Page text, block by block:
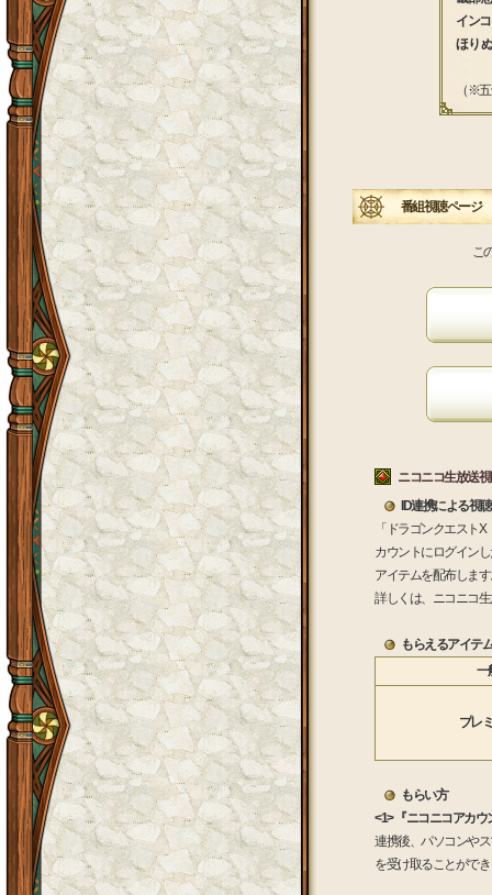
イン
ほり
（※
番組視聴ページ
こ
ニコニコ生放送
ID連携による視
「ドラゴンクエスト
カウントにログイン
アイテムを配布しま
詳しくは、ニコニコ
もらえるアイテム
一
プレ
もらい方
<1> 『ニコニコアカ
連携後、パソコンや
を受け取ることがで